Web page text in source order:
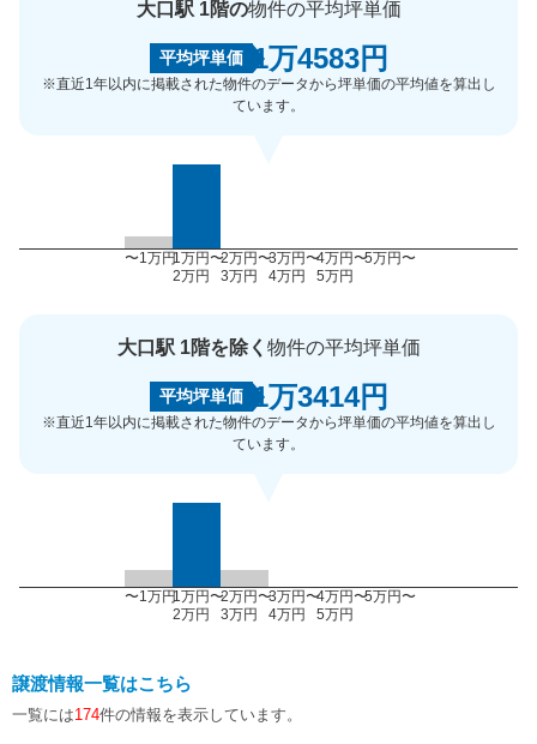
大口駅 1階の物件の平均坪単価
平均坪単価 1万4583円
※直近1年以内に掲載された物件のデータから坪単価の平均値を算出し
ています。
〜1万円1万円〜
2万円
2万円〜
3万円
3万円〜
4万円
4万円〜
5万円
5万円〜
大口駅 1階を除く 物件の平均坪単価
平均坪単価 1万3414円
※直近1年以内に掲載された物件のデータから坪単価の平均値を算出し
ています。
〜1万円1万円〜
2万円
2万円〜
3万円
3万円〜
4万円
4万円〜
5万円
5万円〜
譲渡情報一覧はこちら
一覧には174件の情報を表示しています。